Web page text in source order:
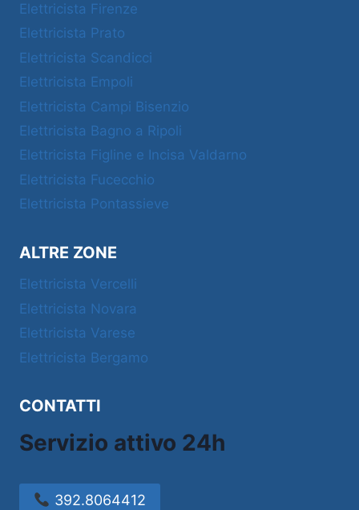
Elettricista Firenze
Elettricista Prato
Elettricista Scandicci
Elettricista Empoli
Elettricista Campi Bisenzio
Elettricista Bagno a Ripoli
Elettricista Figline e Incisa Valdarno
Elettricista Fucecchio
Elettricista Pontassieve
ALTRE ZONE
Elettricista Vercelli
Elettricista Novara
Elettricista Varese
Elettricista Bergamo
CONTATTI
Servizio attivo 24h
392.8064412